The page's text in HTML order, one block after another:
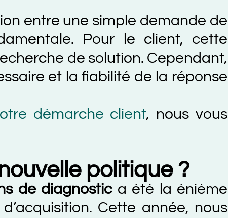
une simple demande de
Pour le client, cette
de solution. Cependant,
et la fiabilité de la réponse
client, nous vous
politique ?
diagnostica été la énième
Cette année, nous